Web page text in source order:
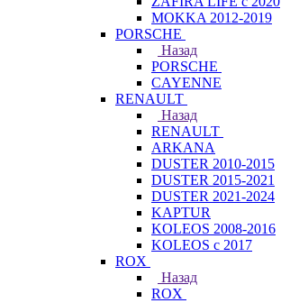
MOKKA 2012-2019
PORSCHE
Назад
PORSCHE
CAYENNE
RENAULT
Назад
RENAULT
ARKANA
DUSTER 2010-2015
DUSTER 2015-2021
DUSTER 2021-2024
KAPTUR
KOLEOS 2008-2016
KOLEOS с 2017
ROX
Назад
ROX